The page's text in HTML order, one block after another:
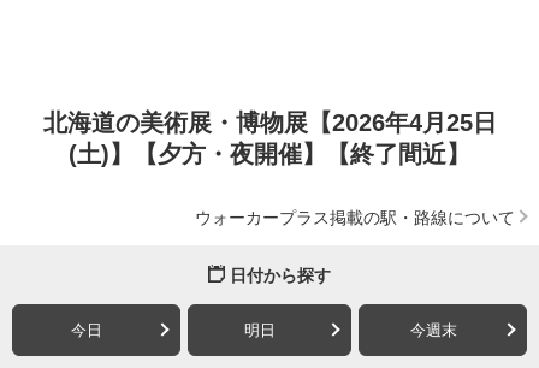
北海道の美術展・博物展【2026年4月25日
(土)】【夕方・夜開催】【終了間近】
ウォーカープラス掲載の駅・路線について
日付から探す
今日 明日 今週末